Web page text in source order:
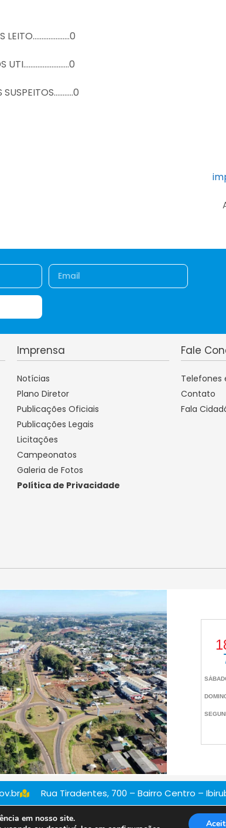
LEITO…………………0
UTI……………………..0
SUSPEITOS………..0
Imprensa
Notícias
Plano Diretor
Publicações Oficiais
Publicações Legais
Licitações
Campeonatos
Galeria de Fotos
Política de Privacidade
Fale
Telefones
Contato
Fala
Rua Tiradentes, 700 – Bairro Centro –
em nosso site.